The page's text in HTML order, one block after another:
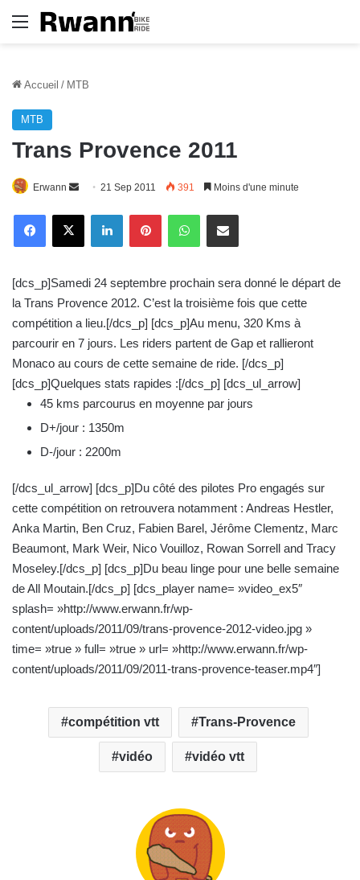
Menu
Accueil / MTB
MTB
Trans Provence 2011
Erwann
o
e
r
u
n
c
o
u
i
21 Sep 2011 391 Moins d'une minute
[dcs_p]Samedi 24 septembre prochain sera donné le départ de
la Trans Provence 2012. C’est la troisième fois que cette
compétition a lieu.[/dcs_p] [dcs_p]Au menu, 320 Kms à
parcourir en 7 jours. Les riders partent de Gap et rallieront
Monaco au cours de cette semaine de ride. [/dcs_p]
[dcs_p]Quelques stats rapides :[/dcs_p] [dcs_ul_arrow]
45 kms parcourus en moyenne par jours
D+/jour : 1350m
D-/jour : 2200m
[/dcs_ul_arrow] [dcs_p]Du côté des pilotes Pro engagés sur
cette compétition on retrouvera notamment : Andreas Hestler,
Anka Martin, Ben Cruz, Fabien Barel, Jérôme Clementz, Marc
Beaumont, Mark Weir, Nico Vouilloz, Rowan Sorrell and Tracy
Moseley.[/dcs_p] [dcs_p]Du beau linge pour une belle semaine
de All Moutain.[/dcs_p] [dcs_player name= »video_ex5″
splash= »http://www.erwann.fr/wp-
content/uploads/2011/09/trans-provence-2012-video.jpg »
time= »true » full= »true » url= »http://www.erwann.fr/wp-
content/uploads/2011/09/2011-trans-provence-teaser.mp4″]
compétition vtt Trans-Provence
vidéo vidéo vtt